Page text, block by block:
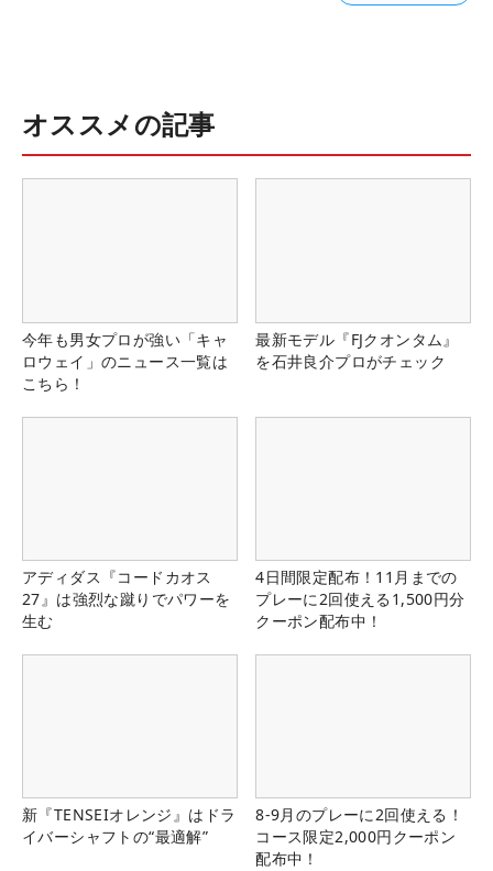
オススメの記事
今年も男女プロが強い「キャ
ロウェイ」のニュース一覧は
こちら！
最新モデル『FJクオンタム』
を石井良介プロがチェック
アディダス『コードカオス
27』は強烈な蹴りでパワーを
生む
4日間限定配布！11月までの
プレーに2回使える1,500円分
クーポン配布中！
新『TENSEIオレンジ』はドラ
イバーシャフトの“最適解”
8-9月のプレーに2回使える！
コース限定2,000円クーポン
配布中！